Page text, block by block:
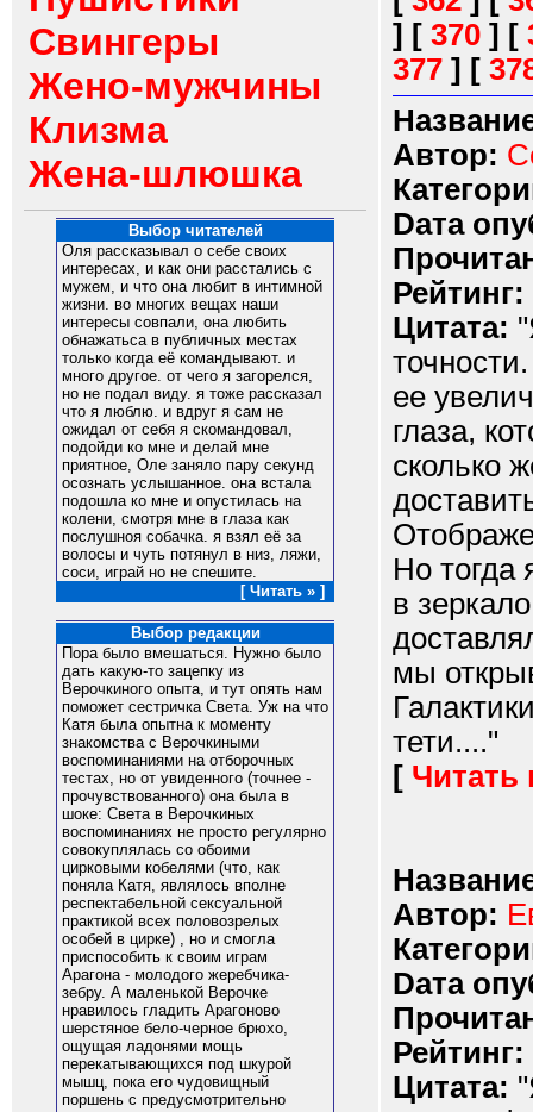
Свингеры
Жено-мужчины
Клизма
Жена-шлюшка
Выбор читателей
Оля рассказывал о себе своих
интересах, и как они расстались с
мужем, и что она любит в интимной
жизни. во многих вещах наши
интересы совпали, она любить
обнажатьса в публичных местах
только когда её командывают. и
много другое. от чего я загорелся,
но не подал виду. я тоже рассказал
что я люблю. и вдруг я сам не
ожидал от себя я скомандовал,
подойди ко мне и делай мне
приятное, Оле заняло пару секунд
осознать услышанное. она встала
подошла ко мне и опустилась на
колени, смотря мне в глаза как
послушноя собачка. я взял её за
волосы и чуть потянул в низ, ляжи,
соси, играй но не спешите.
[ Читать » ]
Выбор редакции
Пора было вмешаться. Нужно было
дать какую-то зацепку из
Верочкиного опыта, и тут опять нам
поможет сестричка Света. Уж на что
Катя была опытна к моменту
знакомства с Верочкиными
воспоминаниями на отборочных
тестах, но от увиденного (точнее -
прочувствованного) она была в
шоке: Света в Верочкиных
воспоминаниях не просто регулярно
совокуплялась со обоими
цирковыми кобелями (что, как
поняла Катя, являлось вполне
респектабельной сексуальной
практикой всех половозрелых
особей в цирке) , но и смогла
приспособить к своим играм
Арагона - молодого жеребчика-
зебру. А маленькой Верочке
нравилось гладить Арагоново
шерстяное бело-черное брюхо,
ощущая ладонями мощь
перекатывающихся под шкурой
мышц, пока его чудовищный
поршень с предусмотрительно
] [ 370 ] [
377 ] [
Автор:
Dата
Рейтинг:
Цитата:
ее
глаза,
сколько
Но тогда
в
мы
тети...."
[ Читать
Автор:
Dата
Рейтинг:
Цитата: